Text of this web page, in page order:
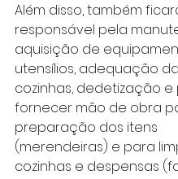
Além disso, também
responsável pela
aquisição de
utensílios, adequação
cozinhas, dedetização e
fornecer mão de obra
preparação dos itens
(merendeiras) e para
cozinhas e despensas